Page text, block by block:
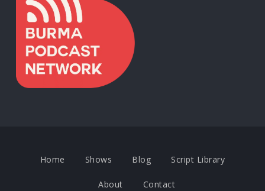
Home Shows Blog Script Library
About Contact